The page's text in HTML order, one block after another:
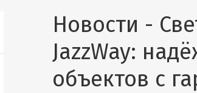
Новости -
JazzWay:
объектов с